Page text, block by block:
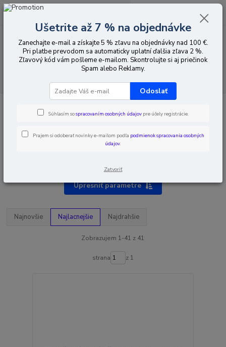
Menu
0,00 EUR
Upresniť parametre
Najnovšie Najlacnejšie Najdrahšie
Zobrazujem 1-41 z 41
strana z 1
Ušetrite až 7 % na objednávke
Zanechajte e-mail a získajte 5 % zľavu na objednávky nad 100 €.
Pri platbe prevodom sa automaticky uplatní ďalšia zľava 2 %.
Zľavový kód vám pošleme e-mailom. Skontrolujte si aj priečinok
Spam alebo Reklamy.
Odoslať
Súhlasím sospracovaním osobných údajov pre účely registrácie.
Prajem si odoberať novinky e-mailom podľa podmienok spracovania osobných
údajov.
Zatvoriť